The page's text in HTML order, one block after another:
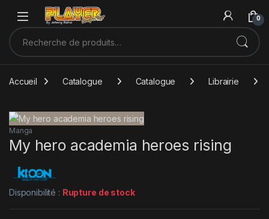
Sauter à la navigation
Skip to content
0
Recherche pour :
Accueil Catalogue Catalogue Librairie
Manga
My hero academia heroes rising
Disponibilité : Rupture de stock